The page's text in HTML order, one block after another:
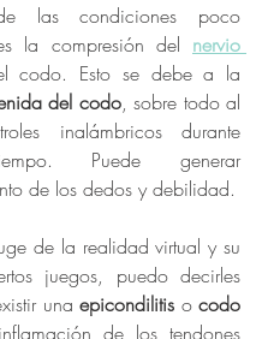
las condiciones poco
la compresión del nervio
del codo, sobre todo al
inalámbricos durante
Puede generar
de los dedos y debilidad.
de la realidad virtual y su
juegos, puedo decirles
una epicondilitis o codo
de los tendones